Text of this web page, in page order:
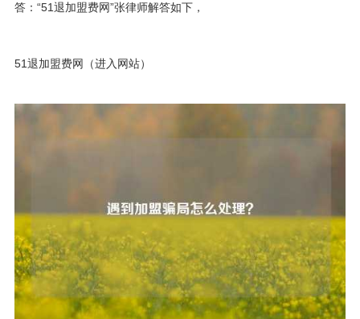
答：“51退加盟费网”张律师解答如下，
51退加盟费网（进入网站）